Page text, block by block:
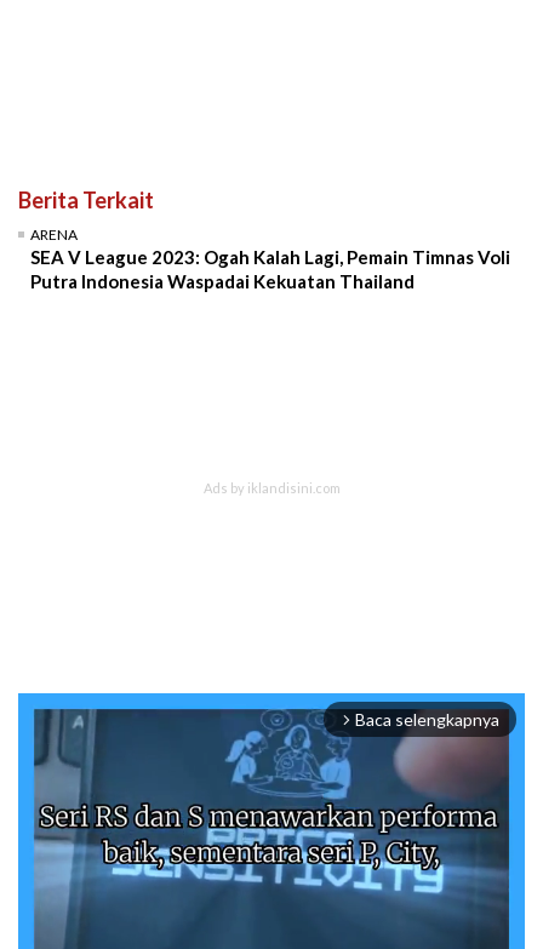
Berita Terkait
ARENA
SEA V League 2023: Ogah Kalah Lagi, Pemain Timnas Voli
Putra Indonesia Waspadai Kekuatan Thailand
arrow_forward_ios Baca selengkapnya